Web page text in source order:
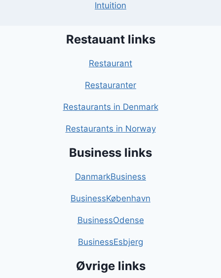
Intuition
Restauant links
Restaurant
Restauranter
Restaurants in Denmark
Restaurants in Norway
Business links
DanmarkBusiness
BusinessKøbenhavn
BusinessOdense
BusinessEsbjerg
Øvrige links